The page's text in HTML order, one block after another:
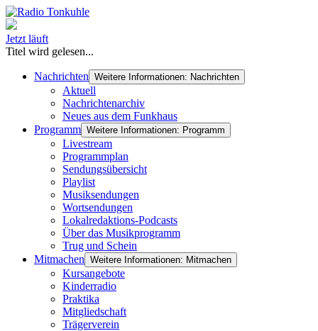
Jetzt läuft
Titel wird gelesen...
Nachrichten Weitere Informationen: Nachrichten
Aktuell
Nachrichtenarchiv
Neues aus dem Funkhaus
Programm Weitere Informationen: Programm
Livestream
Programmplan
Sendungsübersicht
Playlist
Musiksendungen
Wortsendungen
Lokalredaktions-Podcasts
Über das Musikprogramm
Trug und Schein
Mitmachen Weitere Informationen: Mitmachen
Kursangebote
Kinderradio
Praktika
Mitgliedschaft
Trägerverein